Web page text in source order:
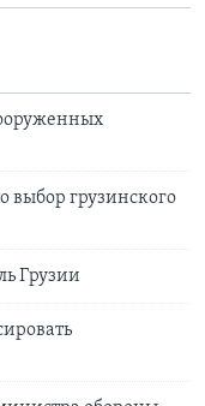
выбор грузинского
Грузии